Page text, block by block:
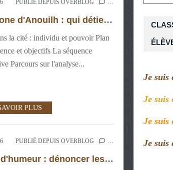
,CYCLE 4,LIRE,MAÎTRISE DE LA LANGUE
PUBLIÉ DEPUIS OVERBLOG …
Antigone d'Anouilh : qui détient le pouvoir dans la pièce ?
la cité : individu et pouvoir Plan
et objectifs La séquence
Parcours sur l'analyse...
PLUS
,3ÈME ,3ÈME : PROJETS NUMÉRIQUES,
PUBLIÉ DEPUIS OVERBLOG …
Billet d'humeur : dénoncer les travers de la société en usant de procédés satiriques.
Je suis
Je suis
Je suis
Je suis